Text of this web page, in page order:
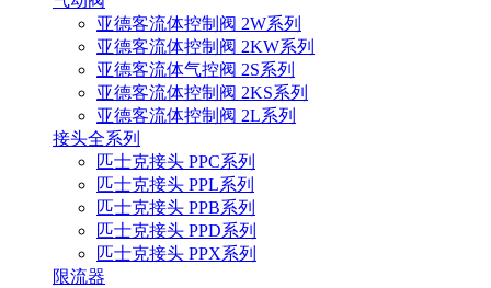
亚德客流体控制阀 2W系列
亚德客流体控制阀 2KW系列
亚德客流体气控阀 2S系列
亚德客流体控制阀 2KS系列
亚德客流体控制阀 2L系列
接头全系列
匹士克接头 PPC系列
匹士克接头 PPL系列
匹士克接头 PPB系列
匹士克接头 PPD系列
匹士克接头 PPX系列
限流器